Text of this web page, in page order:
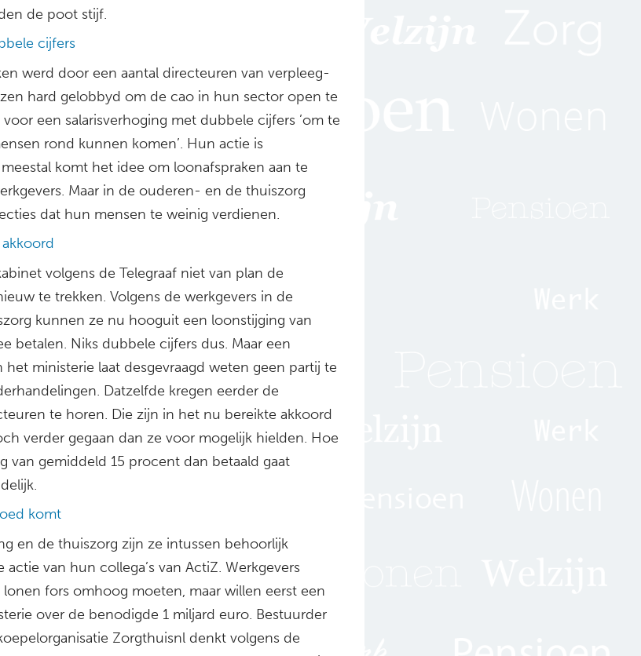
de poot stijf.
cijfers
werd door een aantal directeuren van verpleeg-
hard gelobbyd om de cao in hun sector open te
een salarisverhoging met dubbele cijfers ’om te
rond kunnen komen’. Hun actie is
komt het idee om loonafspraken aan te
Maar in de ouderen- en de thuiszorg
dat hun mensen te weinig verdienen.
volgens de Telegraaf niet van plan de
te trekken. Volgens de werkgevers in de
kunnen ze nu hooguit een loonstijging van
betalen. Niks dubbele cijfers dus. Maar een
ministerie laat desgevraagd weten geen partij te
Datzelfde kregen eerder de
te horen. Die zijn in het nu bereikte akkoord
verder gegaan dan ze voor mogelijk hielden. Hoe
van gemiddeld 15 procent dan betaald gaat
komt
en de thuiszorg zijn ze intussen behoorlijk
van hun collega’s van ActiZ. Werkgevers
fors omhoog moeten, maar willen eerst een
over de benodigde 1 miljard euro. Bestuurder
Zorgthuisnl denkt volgens de